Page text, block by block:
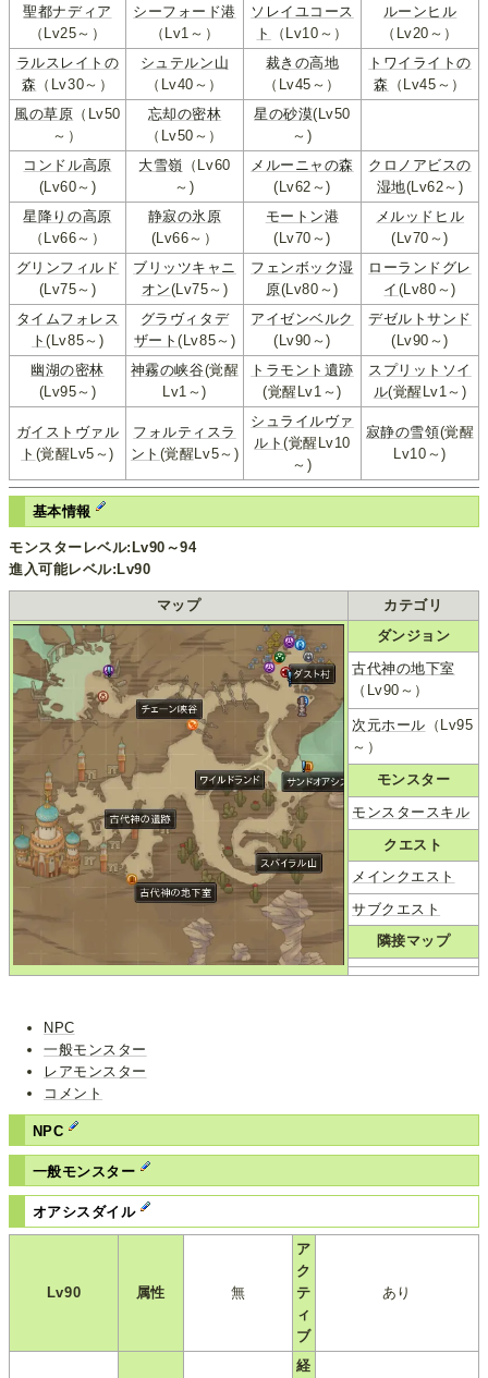
聖都ナディア
（Lv25～）
シーフォード港
（Lv1～）
ソレイユコース
ト
（Lv10～）
ルーンヒル
（Lv20～）
ラルスレイトの
森 （Lv30～）
シュテルン山
（Lv40～）
裁きの高地
（Lv45～）
トワイライトの
森
（Lv45～）
風の草原 （Lv50
～）
忘却の密林
（Lv50～）
星の砂漠(Lv50
～)
コンドル高原
(Lv60～)
大雪嶺 （Lv60
～)
メルーニャの森
(Lv62～)
クロノアビスの
湿地(Lv62～)
星降りの高原
（Lv66～）
静寂の氷原
(Lv66～）
モートン港
(Lv70～)
メルッドヒル
(Lv70～)
グリンフィルド
(Lv75～)
ブリッツキャニ
オン(Lv75～)
フェンボック湿
原(Lv80～)
ローランドグレ
イ (Lv80～)
タイムフォレス
ト(Lv85～)
グラヴィタデ
ザート(Lv85～)
アイゼンベルク
(Lv90～)
デゼルトサンド
(Lv90～)
幽湖の密林
(Lv95～)
神霧の峡谷(覚醒
Lv1～)
トラモント遺跡
(覚醒Lv1～)
スプリットソイ
ル(覚醒Lv1～)
ガイストヴァル
ト (覚醒Lv5～)
フォルティスラ
ント (覚醒Lv5～)
シュライルヴァ
ルト(覚醒Lv10
～)
寂静の雪領(覚醒
Lv10～)
基本情報
モンスターレベル:Lv90～94
進入可能レベル:Lv90
マップ
カテゴリ
ダンジョン
古代神の地下室
（Lv90～）
次元ホール （Lv95
～）
モンスター
モンスタースキル
クエスト
メインクエスト
サブクエスト
隣接マップ
NPC
一般モンスター
レアモンスター
コメント
NPC
一般モンスター
オアシスダイル
Lv90 属性 無
ア
ク
テ
ィ
ブ
あり
経